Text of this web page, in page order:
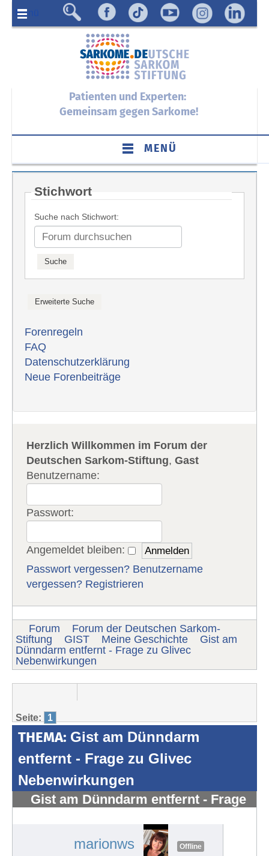
Menü
Patienten und Experten:
Gemeinsam gegen Sarkome!
MENÜ
Stichwort
Suche nach Stichwort:
Forenregeln
FAQ
Datenschutzerklärung
Neue Forenbeiträge
Herzlich Willkommen im Forum der
Deutschen Sarkom-Stiftung,Gast
Benutzername:
Passwort:
Angemeldet bleiben:
Passwort vergessen? Benutzername
vergessen? Registrieren
Forum
Forum der Deutschen Sarkom-
Stiftung
GIST Meine Geschichte
Gist am
Dünndarm entfernt - Frage zu Glivec
Nebenwirkungen
Seite: 1
THEMA: Gist am Dünndarm
entfernt - Frage zu Glivec
Nebenwirkungen
Gist am Dünndarm entfernt - Frage
marionws Offline